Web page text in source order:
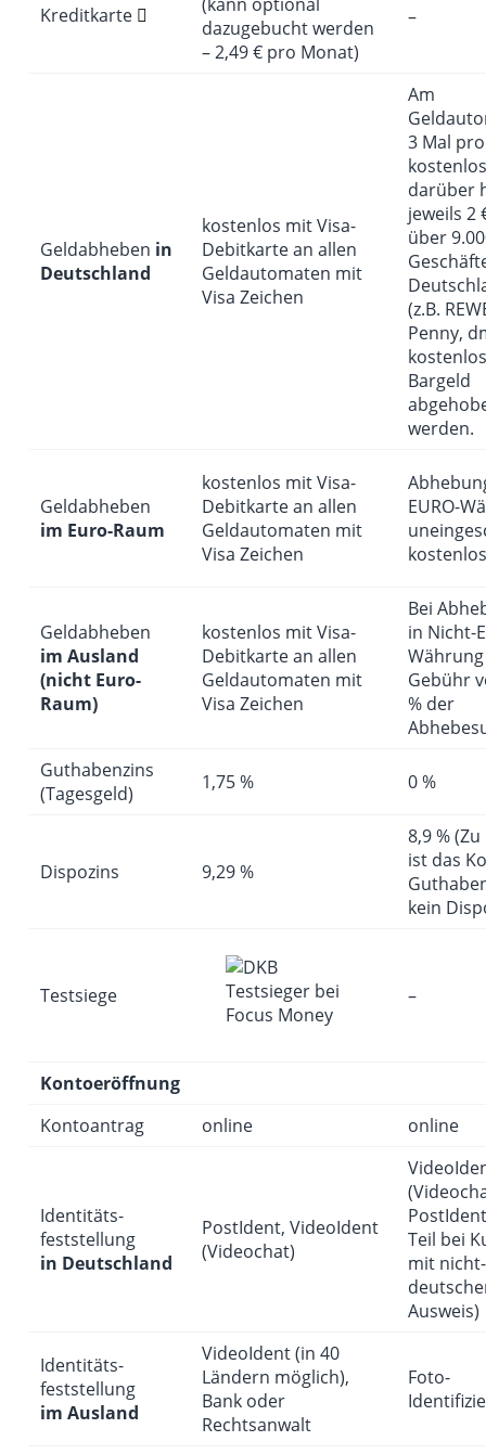
Kreditkarte
(kann optional
dazugebucht werden
– 2,49 € pro Monat)
–
Geldabheben in
Deutschland
kostenlos mit Visa-
Debitkarte an allen
Geldautomaten mit
Visa Zeichen
Am
3 Mal
darüber
jeweils 2
über
(z.B.
Penny,
kostenlos
Bargeld
werden.
Geldabheben
im Euro-Raum
kostenlos mit Visa-
Debitkarte an allen
Geldautomaten mit
Visa Zeichen
EURO-
kostenlos
Geldabheben
im Ausland
(nicht Euro-
Raum)
kostenlos mit Visa-
Debitkarte an allen
Geldautomaten mit
Visa Zeichen
Bei
in Nicht-
Währung
Gebühr
% der
Guthabenzins
(Tagesgeld)
1,75 % 0 %
Dispozins 9,29 %
8,9 %
ist das
kein
Testsiege –
Kontoeröffnung
Kontoantrag
online online
Identitäts­
feststellung
in Deutschland
PostIdent, VideoIdent
(Videochat)
Teil bei
mit nicht-
Ausweis)
Identitäts­
feststellung
im Ausland
VideoIdent (in 40
Ländern möglich),
Bank oder
Rechtsanwalt
Foto-